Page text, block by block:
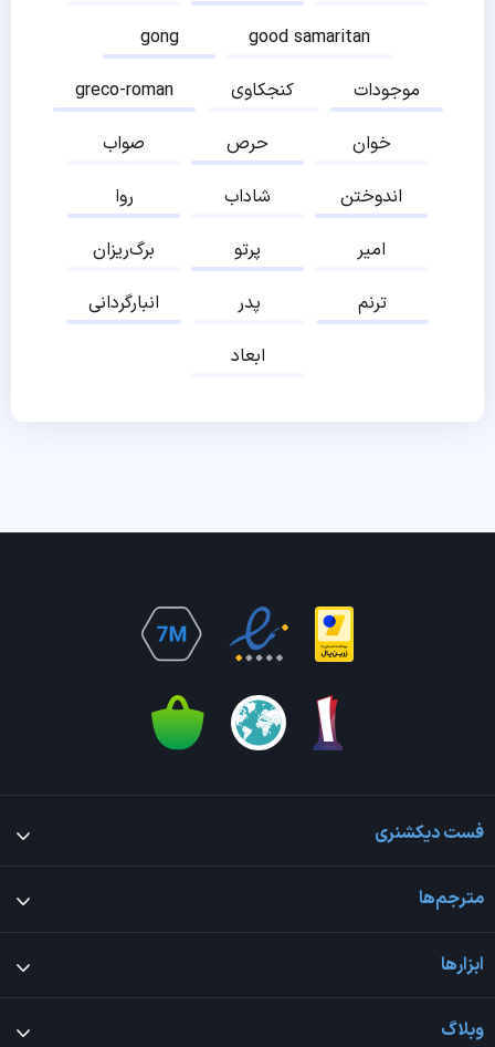
gong
good samaritan
greco-roman
کنجکاوی
موجودات
صواب
حرص
خوان
روا
شاداب
اندوختن
برگ‌ریزان
پرتو
امیر
انبارگردانی
پدر
ترنم
ابعاد
فست دیکشنری
مترجم‌ها
ابزارها
وبلاگ